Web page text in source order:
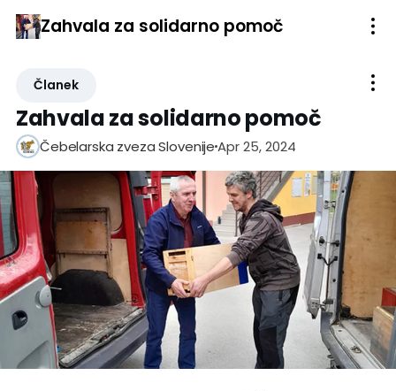
Zahvala za solidarno pomoč
Članek
Zahvala za solidarno pomoč
Čebelarska zveza SlovenijeApr 25, 2024